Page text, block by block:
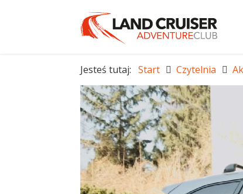
Jesteś tutaj: Start Czytelnia